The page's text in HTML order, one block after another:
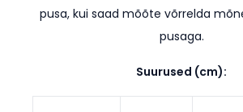
pusa, kui saad mõõte võrrelda
pusaga.
Suurused (cm):